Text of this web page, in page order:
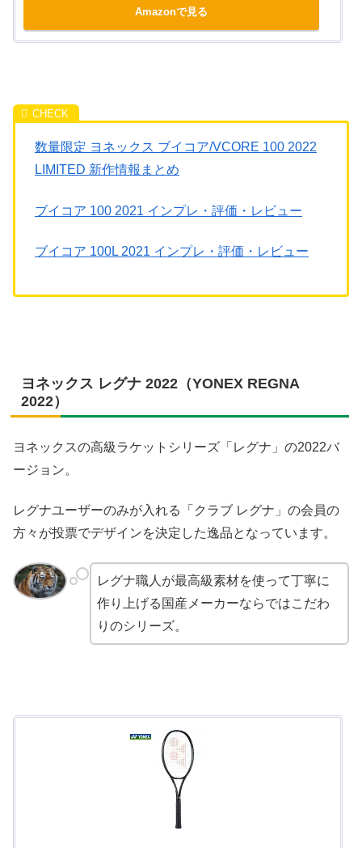
Amazonで見る
数量限定 ヨネックス ブイコア/VCORE 100 2022
LIMITED 新作情報まとめ
ブイコア 100 2021 インプレ・評価・レビュー
ブイコア 100L 2021 インプレ・評価・レビュー
ヨネックス レグナ 2022（YONEX REGNA
2022）
ヨネックスの高級ラケットシリーズ「レグナ」の2022バ
ージョン。
レグナユーザーのみが入れる「クラブ レグナ」の会員の
方々が投票でデザインを決定した逸品となっています。
レグナ職人が最高級素材を使って丁寧に
作り上げる国産メーカーならではこだわ
りのシリーズ。